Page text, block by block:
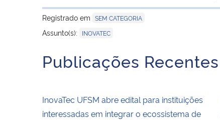
Registrado em SEM CATEGORIA
Assunto(s): INOVATEC
Publicações Recentes
InovaTec UFSM abre edital para instituições
interessadas em integrar o ecossistema de